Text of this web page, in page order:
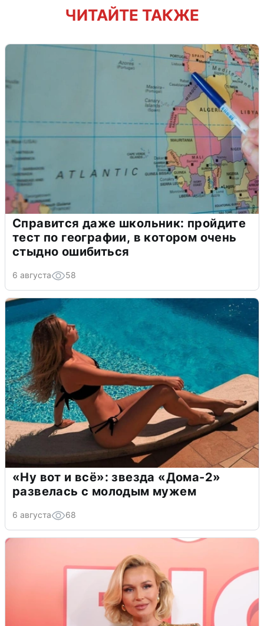
ЧИТАЙТЕ ТАКЖЕ
Справится даже школьник: пройдите
тест по географии, в котором очень
стыдно ошибиться
6 августа 58
«Ну вот и всё»: звезда «Дома-2»
развелась с молодым мужем
6 августа 68